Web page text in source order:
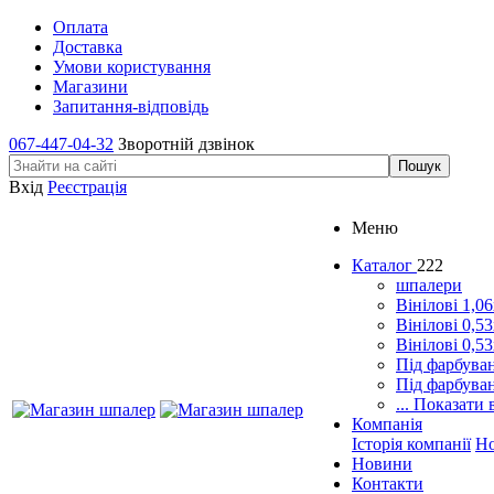
Оплата
Доставка
Умови користування
Магазини
Запитання-відповідь
067-447-04-32 Зворотній дзвінок
Вхід Реєстрація
Меню
Каталог 222
шпалери
Вінілові
Вінілові
Вінілові
Під
Під
... Показати
Компанія
Історія компанії
Новини
Контакти